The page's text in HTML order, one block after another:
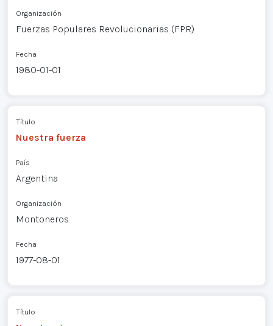
Organización
Fuerzas Populares Revolucionarias (FPR)
Fecha
1980-01-01
Título
Nuestra fuerza
País
Argentina
Organización
Montoneros
Fecha
1977-08-01
Título